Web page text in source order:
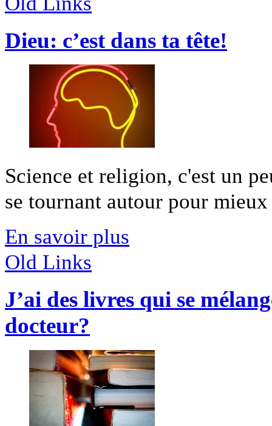
Dieu: c’est dans ta tête!
Science et religion, c'est un
se tournant autour pour
En savoir plus
Old Links
J’ai des livres qui se
docteur?